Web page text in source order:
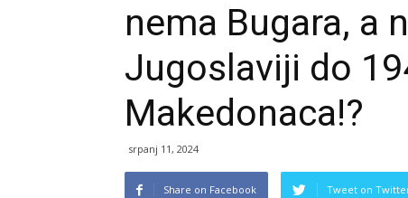
nema Bugara, a
Jugoslaviji do
Makedonaca!?
srpanj 11, 2024
Share on Facebook Tweet on